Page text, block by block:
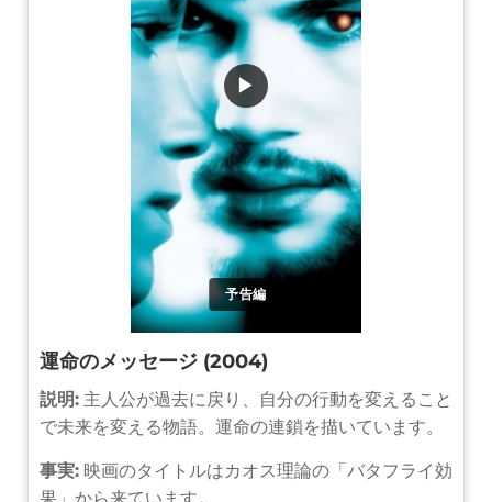
予告編
▶
運命のメッセージ (2004)
説明: 主人公が過去に戻り、自分の行動を変えること
で未来を変える物語。運命の連鎖を描いています。
事実: 映画のタイトルはカオス理論の「バタフライ効
果」から来ています。